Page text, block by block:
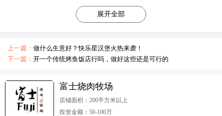
错。将购买的猪肉切成薄片。你可以把它剪得很薄。将其放
入冰箱并冷冻一段时间。切割起来更容易。猪肉加一勺生
均匀。腌制20分钟。
第二步，准备适量的生菜，洗净，装盘备用。吃烤肉至
展开全部
上一篇： 做什么生意好？快乐星汉堡火热来袭！
下一篇： 开一个传统烤鱼饭店行吗，做好这些还是可行的
富士烧肉牧场
店铺面积：200平方米以上
投资金额：50-100万